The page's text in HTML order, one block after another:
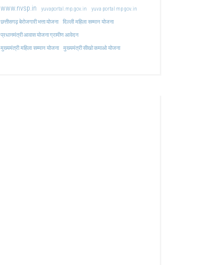
www.nvsp.in yuvaportal.mp.gov.in
yuva portal mp gov.in
छत्तीसगढ़ बेरोजगारी भत्ता योजना
दिल्ली महिला सम्मान योजना
प्रधानमंत्री आवास योजना ग्रामीण आवेदन
मुख्यमंत्री महिला सम्मान योजना मुख्यमंत्री सीखो कमाओ योजना